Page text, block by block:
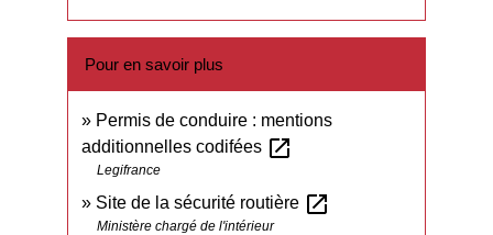
Pour en savoir plus
Permis de conduire : mentions
additionnelles codifées open_in_new
Legifrance
Site de la sécurité routière open_in_new
Ministère chargé de l'intérieur